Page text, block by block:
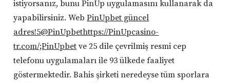
istiyorsanız, bunu PinUp uygulamasını kullanarak da
yapabilirsiniz. WebPinUpbet güncel
adres!5@PinUpbethttps://PinUpcasino-
tr.com/;PinUpbet ve 25 dile çevrilmiş resmi cep
telefonu uygulamaları ile 93 ülkede faaliyet
göstermektedir. Bahis şirketi neredeyse tüm sporlara